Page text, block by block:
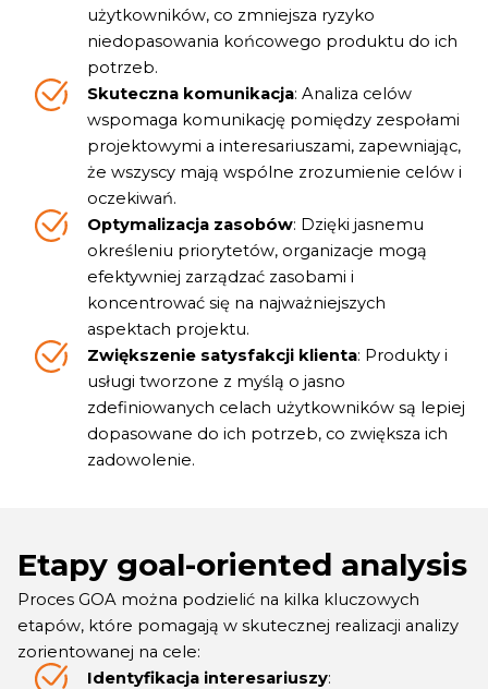
użytkowników, co zmniejsza ryzyko
niedopasowania końcowego produktu do ich
potrzeb.
Skuteczna komunikacja: Analiza celów
wspomaga komunikację pomiędzy zespołami
projektowymi a interesariuszami, zapewniając,
że wszyscy mają wspólne zrozumienie celów i
oczekiwań.
Optymalizacja zasobów: Dzięki jasnemu
określeniu priorytetów, organizacje mogą
efektywniej zarządzać zasobami i
koncentrować się na najważniejszych
aspektach projektu.
Zwiększenie satysfakcji klienta: Produkty i
usługi tworzone z myślą o jasno
zdefiniowanych celach użytkowników są lepiej
dopasowane do ich potrzeb, co zwiększa ich
zadowolenie.
Etapy goal-oriented analysis
Proces GOA można podzielić na kilka kluczowych
etapów, które pomagają w skutecznej realizacji analizy
zorientowanej na cele:
Identyfikacja interesariuszy: